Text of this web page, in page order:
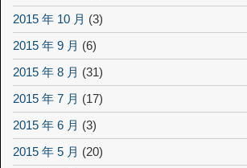
2015 年 10 月 (3)
2015 年 9 月 (6)
2015 年 8 月 (31)
2015 年 7 月 (17)
2015 年 6 月 (3)
2015 年 5 月 (20)